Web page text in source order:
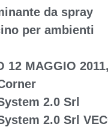
da spray
per ambienti
12 MAGGIO
2.0 Srl
2.0 Srl